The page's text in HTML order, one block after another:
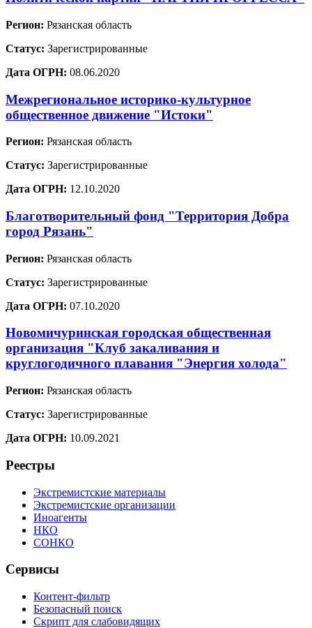
Регион: Рязанская область
Статус: Зарегистрированные
Дата ОГРН: 08.06.2020
Межрегиональное историко-культурное
общественное движение "Истоки"
Регион: Рязанская область
Статус: Зарегистрированные
Дата ОГРН: 12.10.2020
Благотворительный фонд "Территория Добра
город Рязань"
Регион: Рязанская область
Статус: Зарегистрированные
Дата ОГРН: 07.10.2020
Новомичуринская городская общественная
организация "Клуб закаливания и
круглогодичного плавания "Энергия холода"
Регион: Рязанская область
Статус: Зарегистрированные
Дата ОГРН: 10.09.2021
Реестры
Экстремистские материалы
Экстремистские организации
Иноагенты
НКО
СОНКО
Сервисы
Контент-фильтр
Безопасный поиск
Скрипт для слабовидящих